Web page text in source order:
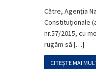
Către, Agenţia
Constituţionale
nr.57/2015, cu
rugăm să […]
CITEȘTE MAI